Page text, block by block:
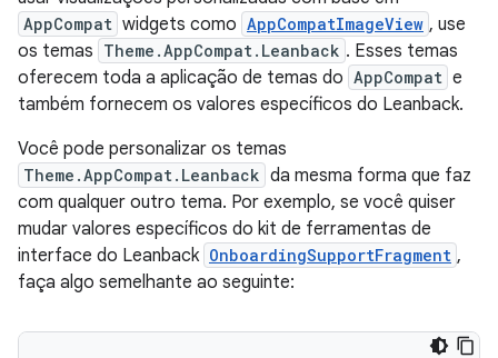
AppCompat widgets como AppCompatImageView , use
os temas Theme.AppCompat.Leanback . Esses temas
oferecem toda a aplicação de temas do AppCompat e
também fornecem os valores específicos do Leanback.
Você pode personalizar os temas
Theme.AppCompat.Leanback da mesma forma que faz
com qualquer outro tema. Por exemplo, se você quiser
mudar valores específicos do kit de ferramentas de
interface do Leanback OnboardingSupportFragment ,
faça algo semelhante ao seguinte: